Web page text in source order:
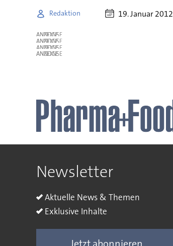
Redaktion 19. Januar 2012
ANZEIGE
ANZEIGE
ANZEIGE
ANZEIGE
Newsletter
Aktuelle News & Themen
Exklusive Inhalte